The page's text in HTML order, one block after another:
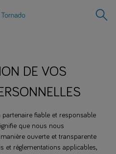
DE VOS
partenaire fiable et responsable
que nous nous
ouverte et transparente
et réglementations applicables,